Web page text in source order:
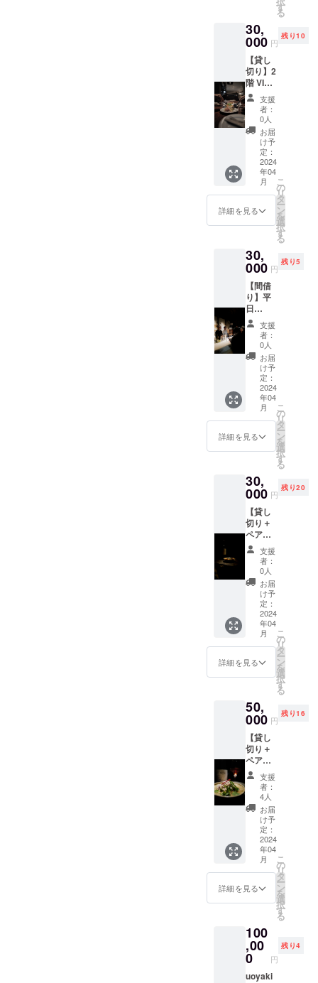
歳未満
の方は
このリ
ターン
を選択
できま
せ
ん。」
杯 セッ
ト お料
10品
以上2名
様分を
ご用意
いたし
ます！
利用期
限：
2025年
4月末ま
アテを
一緒に
つくっ
て楽し
みま
しょ
う。
セラー
でお好
きなワ
イン1本
お選び
いたた
いて、
プレゼ
ントと
してお
時は
おって
たしま
す。
「※20歳
未満の
者によ
る飲酒
は法令
で禁止
されて
いま
す。20
歳未満
の方は
このリ
せ
ん。」
す
る
30,
000 円
残り10
【貸し
切り】2
階 VIP
貸し切
り１回
cover
charge
¥40,000
¥30,000
２階は
テーブ
ル席の
個室を
ご用
部屋を
貸切で
きま
す。最
大6名ご
利用い
ただけ
ます。
特徴は
お料理
とワイ
ンを
30,000
円分ま
では利
用料金
に含ま
円を超
えた部
途で食
事代は
必要と
なりま
す。
30,000
円を下
回る場
合でも
利用料
30,000
円かか
りま
込みを
してい
ただい
た利用
の仕方
でも構
いませ
ん。お
店には
おいて
いない
ワイ
ン、日
のため
のケー
ご自由
にお使
2時間を
超える
の場合
5,000円
支援
者：
0人
お届
け予
定：
2024
年04
月
詳細を見る
こ
の
リ
タ
ー
ン
を
選
択
す
る
30,
000 円
残り5
【間借
り】平
日
10:00~
18:00
の間計5
時間、1
階のス
ペース
間借り
いただ
けま
す！
¥5,000
wine 1
いくつ
になっ
ても遊
び心持
つが大
事！大
人キッ
ザニア
体験し
てみま
せん
か。
uoyaki
西宮の
お店の
雰囲
気、設
ワイン
セラー
お使い
いただ
いて、
自分の
お店の
ように1
日店主
を味わ
えま
す。業
態はご
自由
に、気
軽にご
利用期
限：
2025年
で。
支援
者：
0人
お届
け予
定：
2024
年04
月
詳細を見る
こ
の
リ
タ
ー
ン
を
選
択
す
る
30,
000 円
残り20
【貸し
切り＋
ペアリ
ング
コー
ス】 2
階貸し
切りペ
アリン
グコー
様分
¥40,000
→
¥30,000
理と合
わせた
ナチュ
ラルワ
インの
ペアリ
ング
コー
ス： ナ
チュラ
ルワイ
ン 4杯
理
4皿
以上2名
ます。
貸し切
りプラ
ン2時間
制限＋1
支援
者：
0人
お届
け予
定：
2024
年04
月
詳細を見る
こ
の
リ
タ
ー
ン
を
選
択
す
る
50,
000 円
残り16
【貸し
切り＋
ペアリ
ング
コー
ス】 2
階貸し
切りペ
アリン
グコー
様分
¥60,000
→
¥50,000
理と合
わせた
ナチュ
ラルワ
インの
支援
者：
4人
お届
け予
定：
2024
年04
月
詳細を見る
こ
の
リ
タ
ー
ン
を
選
択
す
る
100
,00
0 円
残り4
uoyaki